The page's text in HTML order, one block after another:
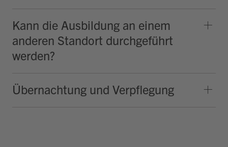
Kann die Ausbildung an einem
anderen Standort durchgeführt
werden?
Übernachtung und Verpflegung